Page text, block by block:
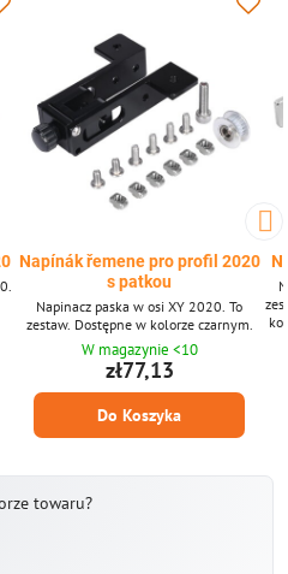
Napínák řemene pro profil 2020
s patkou
Napinacz paska w osi XY 2020. To
zestaw. Dostępne w kolorze czarnym.
W magazynie <10
zł77,13
Do Koszyka
towaru?